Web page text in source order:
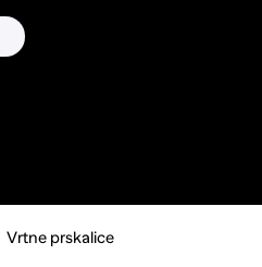
Vrtne prskalice